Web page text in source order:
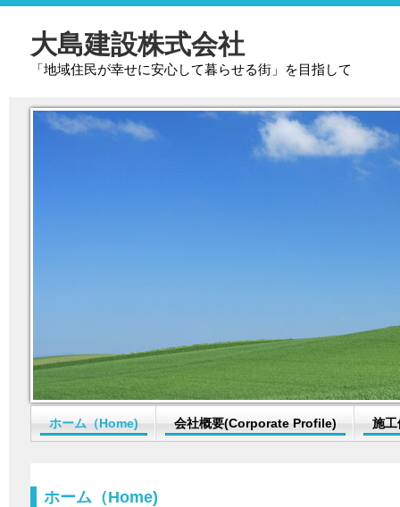
大島建設株式会社
「地域住民が幸せに安心して暮らせる街」を目指して
ホーム（Home) 会社概要(Corporate Profile) 施工
ホーム（Home)